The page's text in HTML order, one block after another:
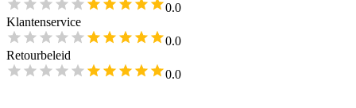
0.0
Klantenservice
0.0
Retourbeleid
0.0